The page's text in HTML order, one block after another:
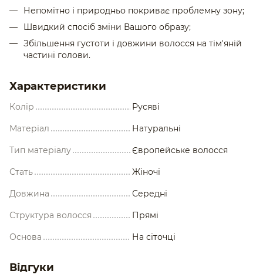
Непомітно і природньо покриває проблемну зону;
Швидкий спосіб зміни Вашого образу;
Збільшення густоти і довжини волосся на тім'яній
частині голови.
Характеристики
Колір Русяві
Матеріал Натуральні
Тип матеріалу Європейське волосся
Стать Жіночі
Довжина Середні
Структура волосся Прямі
Основа На сіточці
Відгуки